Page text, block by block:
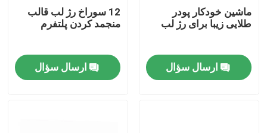
ماشین خودکار پودر
طلایی زیبا برای رژ لب
ارسال سؤال
12 سوراخ رژ لب قالب
منجمد کردن پلتفرم
ارسال سؤال